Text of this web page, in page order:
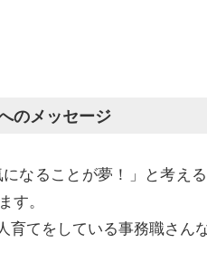
のメッセージ
なることが夢！」と考え
す。
てをしている事務職さん